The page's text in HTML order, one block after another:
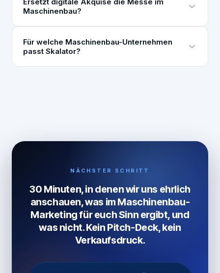
Ersetzt digitale Akquise die Messe im
Maschinenbau?
Für welche Maschinenbau-Unternehmen
passt Skalator?
NÄCHSTER SCHRITT
30 Minuten, in denen wir uns ehrlich
anschauen, was im Maschinenbau-
Marketing für euch Sinn ergibt, und
was nicht. Kein Pitch-Deck, kein
Verkaufsdruck.